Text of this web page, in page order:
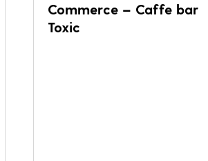
Commerce – Caffe bar
Toxic